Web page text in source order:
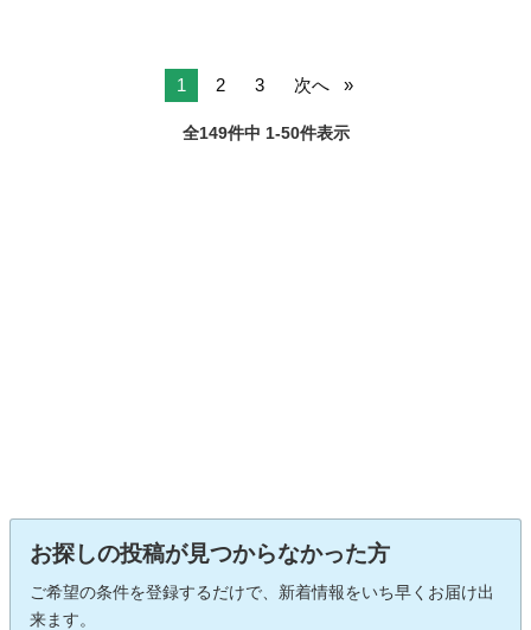
1 2 3 次へ
全149件中 1-50件表示
お探しの投稿が見つからなかった方
ご希望の条件を登録するだけで、新着情報をいち早くお届け出
来ます。